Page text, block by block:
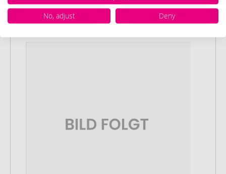
vervolgens de geconfigureerde artikelen
in uw winkelwagen.
No, adjust
Deny